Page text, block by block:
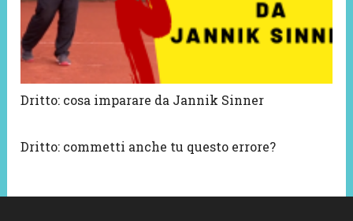
Dritto: cosa imparare da Jannik Sinner
Dritto: commetti anche tu questo errore?